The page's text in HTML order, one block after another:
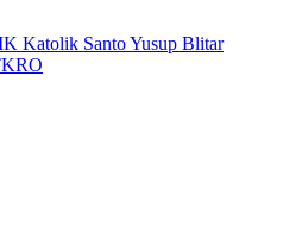
Katolik Santo Yusup Blitar